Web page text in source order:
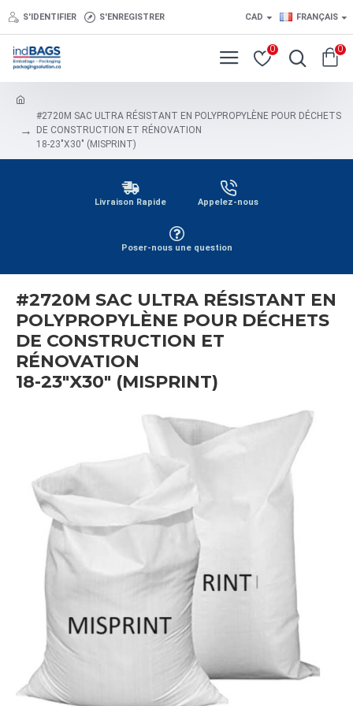
S'IDENTIFIER S'ENREGISTRER CAD FRANÇAIS
0 0
#2720M SAC ULTRA RÉSISTANT EN POLYPROPYLÈNE POUR DÉCHETS
DE CONSTRUCTION ET RÉNOVATION
18-23"X30" (MISPRINT)
Livraison Rapide Appelez-nous
Poser-nous une question
#2720M SAC ULTRA RÉSISTANT EN
POLYPROPYLÈNE POUR DÉCHETS
DE CONSTRUCTION ET
RÉNOVATION
18-23"X30" (MISPRINT)